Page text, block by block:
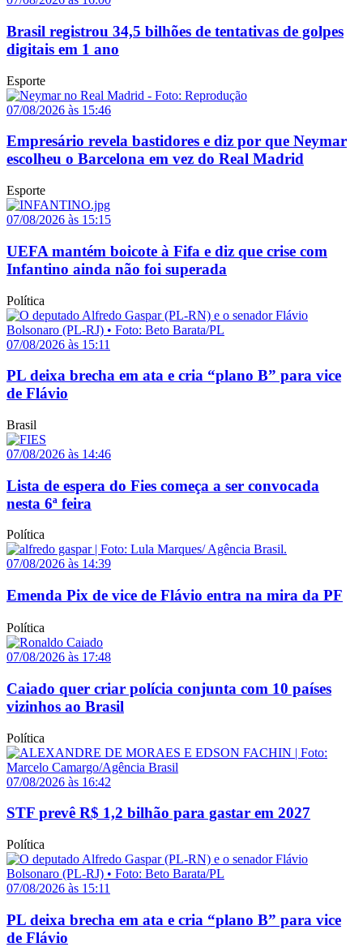
Brasil registrou 34,5 bilhões de tentativas de golpes
digitais em 1 ano
Esporte
07/08/2026 às 15:46
Empresário revela bastidores e diz por que Neymar
escolheu o Barcelona em vez do Real Madrid
Esporte
07/08/2026 às 15:15
UEFA mantém boicote à Fifa e diz que crise com
Infantino ainda não foi superada
Política
07/08/2026 às 15:11
PL deixa brecha em ata e cria “plano B” para vice
de Flávio
Brasil
07/08/2026 às 14:46
Lista de espera do Fies começa a ser convocada
nesta 6ª feira
Política
07/08/2026 às 14:39
Emenda Pix de vice de Flávio entra na mira da PF
Política
07/08/2026 às 17:48
Caiado quer criar polícia conjunta com 10 países
vizinhos ao Brasil
Política
07/08/2026 às 16:42
STF prevê R$ 1,2 bilhão para gastar em 2027
Política
07/08/2026 às 15:11
PL deixa brecha em ata e cria “plano B” para vice
de Flávio